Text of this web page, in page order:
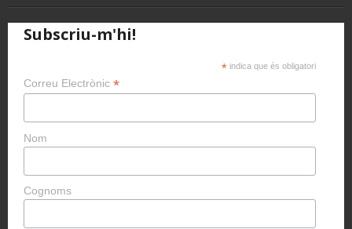
Subscriu-m'hi!
* indica que és obligatori
Correu Electrònic *
Nom
Cognoms